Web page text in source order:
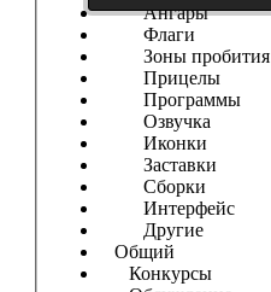
Ангары
Флаги
Зоны пробития
Прицелы
Программы
Озвучка
Иконки
Заставки
Сборки
Интерфейс
Другие
Общий
Конкурсы